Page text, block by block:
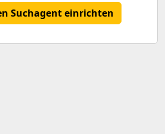
Suchagent einrichten